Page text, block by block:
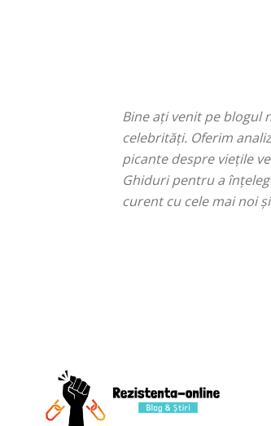
Bine ați venit pe blogul
celebrități. Oferim
picante despre viețile
Ghiduri pentru a
curent cu cele mai noi